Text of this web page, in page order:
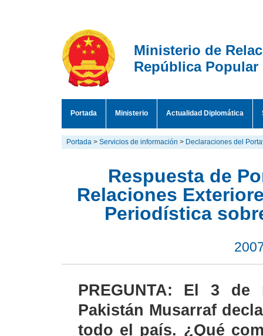
Ministerio de
República Popular
Portada Ministerio Actualidad Diplomática
Portada > Servicios de información > Declaraciones del
Respuesta de
Relaciones
Periodística
PREGUNTA: El 3 de
Pakistán Musarraf
todo el país. ¿Qué